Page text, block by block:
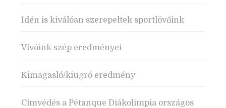
Idén is kiválóan szerepeltek sportlövőink
Vívóink szép eredményei
Kimagasló/kiugró eredmény
Címvédés a Pétanque Diákolimpia országos